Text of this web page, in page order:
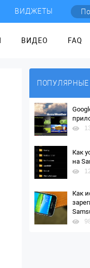
ВИДЖЕТЫ
ВИДЕО FAQ
ПОПУЛЯРНЫЕ
Как
на
Как